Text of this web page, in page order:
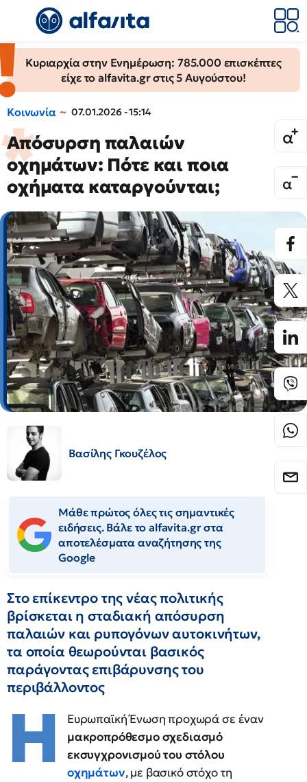
Κυριαρχία στην Ενημέρωση: 785.000 επισκέπτες
είχε το alfavita.gr στις 5 Αυγούστου!
Κοινωνία 07.01.2026 - 15:14
Απόσυρση παλαιών
οχημάτων: Πότε και ποια
οχήματα καταργούνται;
Βασίλης Γκουζέλος
Μάθε πρώτος όλες τις σημαντικές
ειδήσεις. Βάλε το alfavita.gr στα
αποτελέσματα αναζήτησης της
Google
Στο επίκεντρο της νέας πολιτικής
βρίσκεται η σταδιακή απόσυρση
παλαιών και ρυπογόνων αυτοκινήτων,
τα οποία θεωρούνται βασικός
παράγοντας επιβάρυνσης του
περιβάλλοντος
Η
Ευρωπαϊκή Ένωση προχωρά σε έναν
μακροπρόθεσμο σχεδιασμό
εκσυγχρονισμού του στόλου
οχημάτων, με βασικό στόχο τη